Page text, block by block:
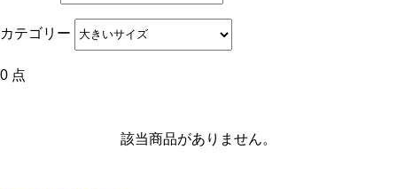
カテゴリー
0 点
該当商品がありません。